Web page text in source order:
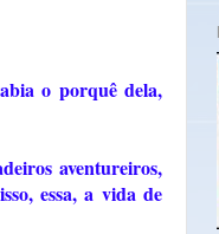
o porquê dela,
aventureiros,
essa, a vida de